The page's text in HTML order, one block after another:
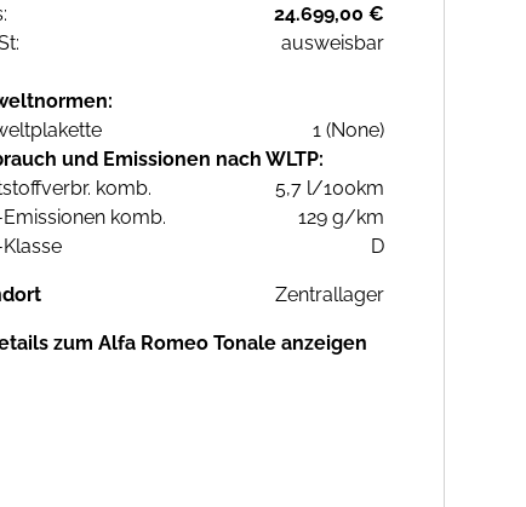
24.699,00 €
ausweisbar
1 (None)
und Emissionen nach WLTP:
komb.
5,7 l/100km
komb.
129 g/km
D
Zentrallager
zum Alfa Romeo Tonale anzeigen